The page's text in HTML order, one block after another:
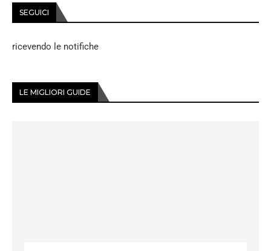
SEGUICI
ricevendo le notifiche
LE MIGLIORI GUIDE